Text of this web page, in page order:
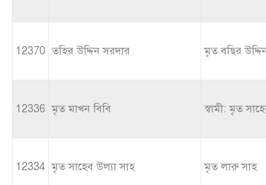
12370 তহির উদ্দিন সরদার মৃত বছির
12336 মৃত মাখন বিবি স্বামী: মৃত
12334 মৃত সাহেব উল্যা সাহ মৃত লারু সাহ